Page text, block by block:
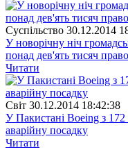
Суспiльство 30.12.2014
У новорічну ніч
понад дев'ять тисяч
Читати
Свiт 30.12.2014 18:42:38
У Пакистані Boeing з
аварійну посадку
Читати